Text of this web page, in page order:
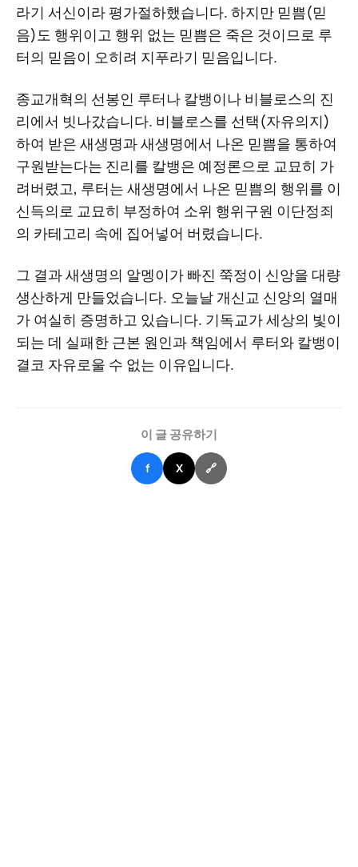
라기 서신이라 평가절하했습니다. 하지만 믿쁨(믿
음)도 행위이고 행위 없는 믿쁨은 죽은 것이므로 루
터의 믿음이 오히려 지푸라기 믿음입니다.
종교개혁의 선봉인 루터나 칼뱅이나 비블로스의 진
리에서 빗나갔습니다. 비블로스를 선택(자유의지)
하여 받은 새생명과 새생명에서 나온 믿쁨을 통하여
구원받는다는 진리를 칼뱅은 예정론으로 교묘히 가
려버렸고, 루터는 새생명에서 나온 믿쁨의 행위를 이
신득의로 교묘히 부정하여 소위 행위구원 이단정죄
의 카테고리 속에 집어넣어 버렸습니다.
그 결과 새생명의 알멩이가 빠진 쭉정이 신앙을 대량
생산하게 만들었습니다. 오늘날 개신교 신앙의 열매
가 여실히 증명하고 있습니다. 기독교가 세상의 빛이
되는 데 실패한 근본 원인과 책임에서 루터와 칼뱅이
결코 자유로울 수 없는 이유입니다.
이 글 공유하기
f X 🔗